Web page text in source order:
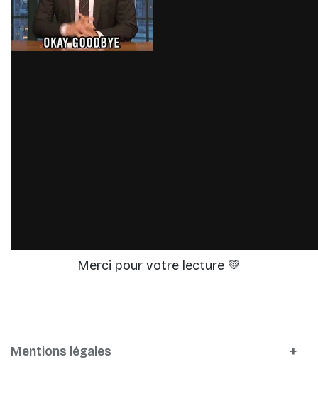
Merci pour votre lecture 💚
Mentions légales